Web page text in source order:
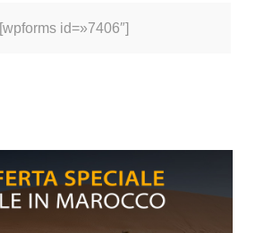
[wpforms id=»7406″]